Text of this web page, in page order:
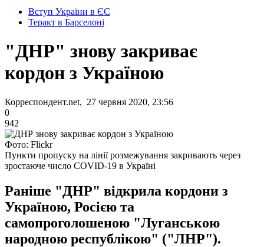
Вступ України в ЄС
Теракт в Барселоні
"ДНР" знову закриває
кордон з Україною
Корреспондент.net, 27 червня 2020, 23:56
0
942
Фото: Flickr
Пункти пропуску на лінії розмежування закривають через
зростаюче число COVID-19 в Україні
Раніше "ДНР" відкрила кордони з
Україною, Росією та
самопроголошеною "Луганською
народною республікою" ("ЛНР").